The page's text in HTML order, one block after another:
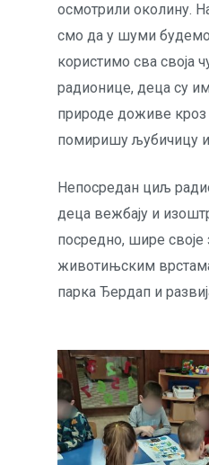
осмотрили околину.
смо да у шуми
користимо сва своја
радионице, деца су
природе доживе
помиришу љубичицу
Непосредан циљ
деца вежбају и
посредно, шире
животињским
парка Ђердап и